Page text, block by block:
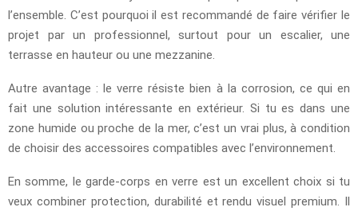
l’ensemble. C’est pourquoi il est recommandé de faire vérifier le
projet par un professionnel, surtout pour un escalier, une
terrasse en hauteur ou une mezzanine.
Autre avantage : le verre résiste bien à la corrosion, ce qui en
fait une solution intéressante en extérieur. Si tu es dans une
zone humide ou proche de la mer, c’est un vrai plus, à condition
de choisir des accessoires compatibles avec l’environnement.
En somme, le garde-corps en verre est un excellent choix si tu
veux combiner protection, durabilité et rendu visuel premium. Il